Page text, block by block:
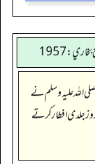
اللہ علیہ وسلم نے
جلدی افطار کرتے